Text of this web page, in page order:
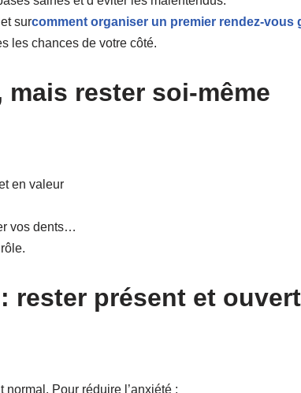
surcomment organiser un premier rendez-vous
les chances de votre côté.
rester soi-même
en valeur
vos dents…
rester présent et ouvert
normal. Pour réduire l’anxiété :